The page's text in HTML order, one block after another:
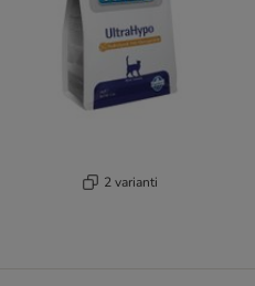
2 varianti